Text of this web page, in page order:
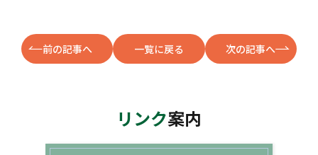
前の記事へ 一覧に戻る 次の記事へ
リンク案内